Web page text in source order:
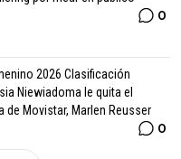
0
2026 Clasificación
Niewiadoma le quita el
de Movistar, Marlen Reusser
0